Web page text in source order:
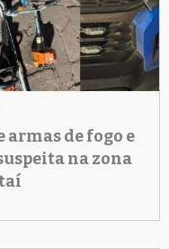
de fogo e
na zona